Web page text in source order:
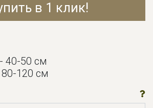
в 1 клик!
40-50 см
120 см